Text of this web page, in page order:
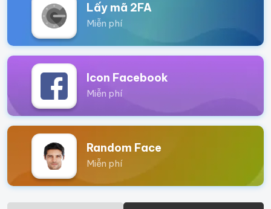
Lấy mã 2FA
Miễn phí
Icon Facebook
Miễn phí
Random Face
Miễn phí